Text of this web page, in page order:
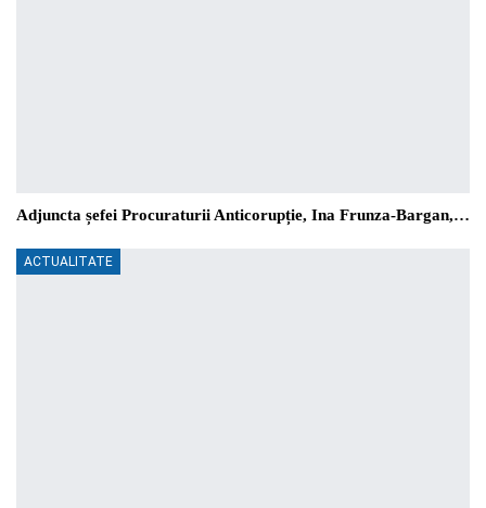
Adjuncta șefei Procuraturii Anticorupție, Ina Frunza-Bargan,…
ACTUALITATE